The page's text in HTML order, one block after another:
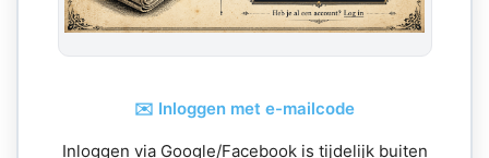
✉️ Inloggen met e-mailcode
Inloggen via Google/Facebook is tijdelijk buiten